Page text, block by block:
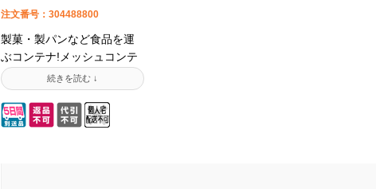
注文番号：304488800
製菓・製パンなど食品を運
ぶコンテナ!メッシュコンテ
ナ(網目コンテナ)は通気性・
通水性が良く野菜や果物の
収穫用、クリーニング衣類
まで多業種で活躍。ハンド